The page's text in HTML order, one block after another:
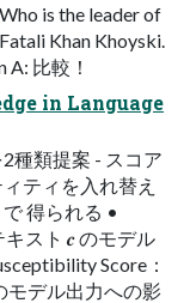
is the leader of
Khan Khoyski.
A: 比較！
in Language
種類提案 - スコア
ティを入れ替え
得られる •
キスト 𝒄 のモデル
Score：
モデル出力への影